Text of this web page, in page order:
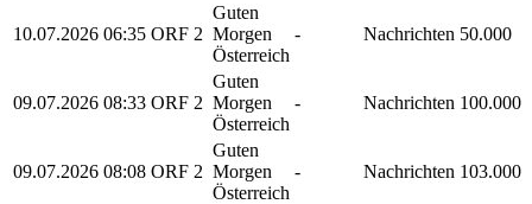
10.07.2026 06:35 ORF 2
Guten
Morgen
Österreich
- Nachrichten 50.000
09.07.2026 08:33 ORF 2
Guten
Morgen
Österreich
- Nachrichten 100.000
09.07.2026 08:08 ORF 2
Guten
Morgen
Österreich
- Nachrichten 103.000